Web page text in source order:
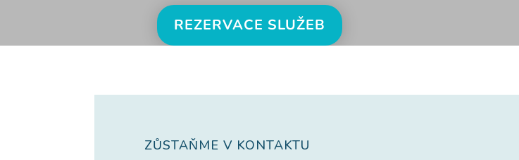
REZERVACE SLUŽEB
ZŮSTAŇME V KONTAKTU